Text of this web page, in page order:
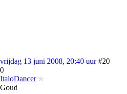
vrijdag 13 juni 2008, 20:40 uur #20
0
ItaloDancer
Goud